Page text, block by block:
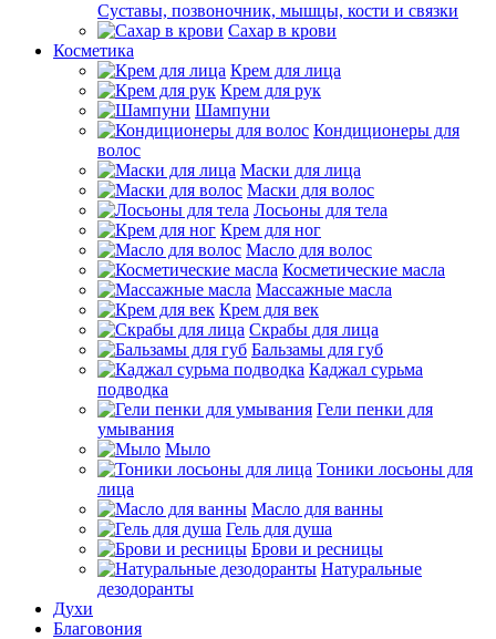
Суставы, позвоночник, мышцы, кости и связки
Сахар в крови
Косметика
Крем для лица
Крем для рук
Шампуни
Кондиционеры для
волос
Маски для лица
Маски для волос
Лосьоны для тела
Крем для ног
Масло для волос
Косметические масла
Массажные масла
Крем для век
Скрабы для лица
Бальзамы для губ
Каджал сурьма
подводка
Гели пенки для
умывания
Мыло
Тоники лосьоны для
лица
Масло для ванны
Гель для душа
Брови и ресницы
Натуральные
дезодоранты
Духи
Благовония